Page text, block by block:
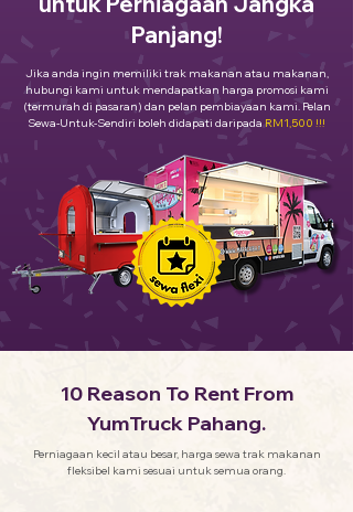
Panjang!
Jika anda ingin memiliki trak makanan atau makanan,
hubungi kami untuk mendapatkan harga promosi kami
(termurah di pasaran) dan pelan pembiayaan kami. Pelan
Sewa-Untuk-Sendiri boleh didapati daripada RM1,500 !!!
10 Reason To Rent From
YumTruck Pahang.
Perniagaan kecil atau besar, harga sewa trak makanan
fleksibel kami sesuai untuk semua orang.